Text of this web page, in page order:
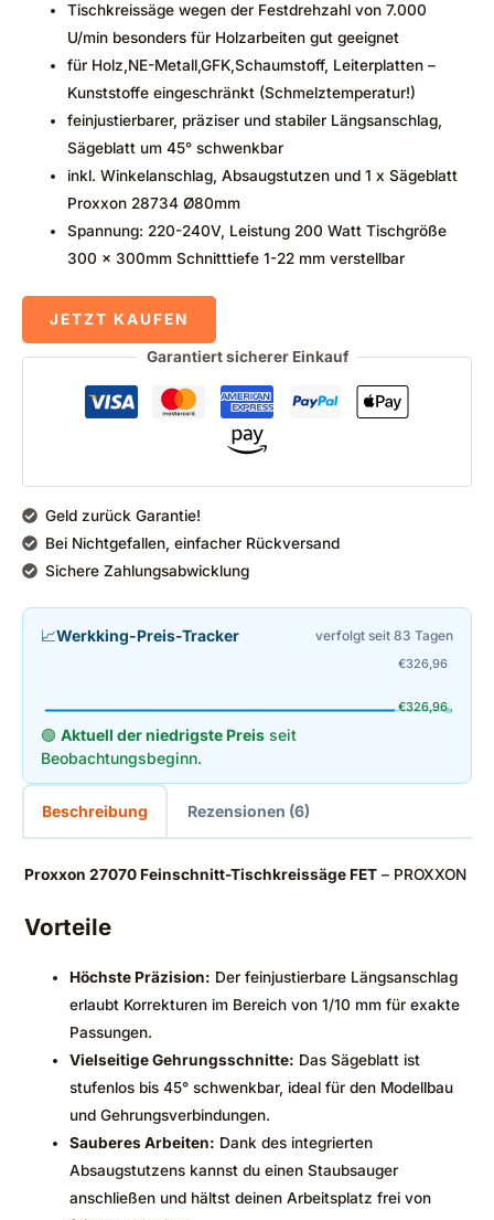
Tischkreissäge wegen der Festdrehzahl von 7.000
U/min besonders für Holzarbeiten gut geeignet
für Holz,NE-Metall,GFK,Schaumstoff, Leiterplatten –
Kunststoffe eingeschränkt (Schmelztemperatur!)
feinjustierbarer, präziser und stabiler Längsanschlag,
Sägeblatt um 45° schwenkbar
inkl. Winkelanschlag, Absaugstutzen und 1 x Sägeblatt
Proxxon 28734 Ø80mm
Spannung: 220-240V, Leistung 200 Watt Tischgröße
300 x 300mm Schnitttiefe 1-22 mm verstellbar
JETZT KAUFEN
Garantiert sicherer Einkauf
Geld zurück Garantie!
Bei Nichtgefallen, einfacher Rückversand
Sichere Zahlungsabwicklung
📈Werkking-Preis-Tracker verfolgt seit 83 Tagen
€326,96
€326,96
🟢 Aktuell der niedrigste Preis seit
Beobachtungsbeginn.
Beschreibung Rezensionen (6)
Proxxon 27070 Feinschnitt-Tischkreissäge FET – PROXXON
Vorteile
Höchste Präzision: Der feinjustierbare Längsanschlag
erlaubt Korrekturen im Bereich von 1/10 mm für exakte
Passungen.
Vielseitige Gehrungsschnitte: Das Sägeblatt ist
stufenlos bis 45° schwenkbar, ideal für den Modellbau
und Gehrungsverbindungen.
Sauberes Arbeiten: Dank des integrierten
Absaugstutzens kannst du einen Staubsauger
anschließen und hältst deinen Arbeitsplatz frei von